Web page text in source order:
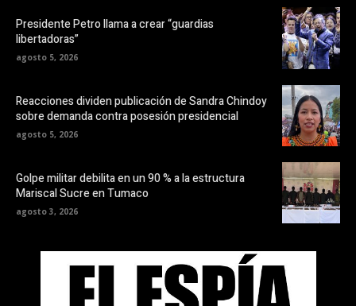
Presidente Petro llama a crear “guardias
libertadoras”
agosto 5, 2026
Reacciones dividen publicación de Sandra Chindoy
sobre demanda contra posesión presidencial
agosto 5, 2026
Golpe militar debilita en un 90 % a la estructura
Mariscal Sucre en Tumaco
agosto 3, 2026